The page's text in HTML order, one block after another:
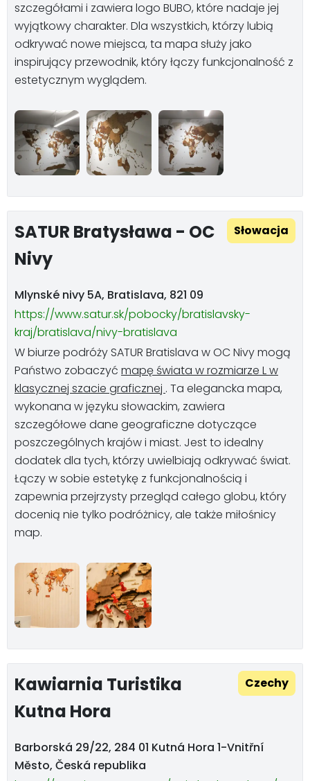
szczegółami i zawiera logo BUBO, które nadaje jej
wyjątkowy charakter. Dla wszystkich, którzy lubią
odkrywać nowe miejsca, ta mapa służy jako
inspirujący przewodnik, który łączy funkcjonalność z
estetycznym wyglądem.
Słowacja
SATUR Bratysława - OC
Nivy
Mlynské nivy 5A, Bratislava, 821 09
https://www.satur.sk/pobocky/bratislavsky-
kraj/bratislava/nivy-bratislava
W biurze podróży SATUR Bratislava w OC Nivy mogą
Państwo zobaczyć mapę świata w rozmiarze L w
klasycznej szacie graficznej . Ta elegancka mapa,
wykonana w języku słowackim, zawiera
szczegółowe dane geograficzne dotyczące
poszczególnych krajów i miast. Jest to idealny
dodatek dla tych, którzy uwielbiają odkrywać świat.
Łączy w sobie estetykę z funkcjonalnością i
zapewnia przejrzysty przegląd całego globu, który
docenią nie tylko podróżnicy, ale także miłośnicy
map.
Czechy
Kawiarnia Turistika
Kutna Hora
Barborská 29/22, 284 01 Kutná Hora 1-Vnitřní
Město, Česká republika